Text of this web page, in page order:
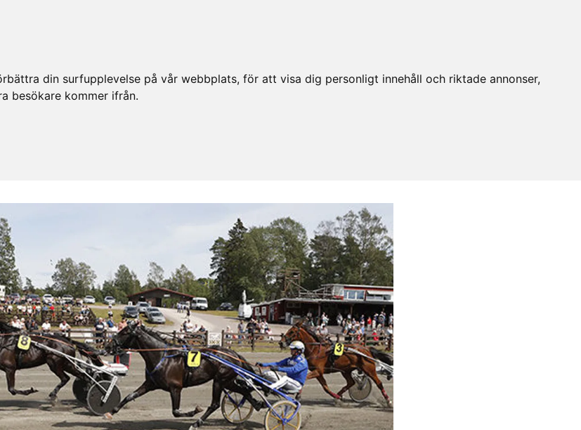
din surfupplevelse på vår webbplats, för att visa dig personligt innehåll och riktade annonser,
besökare kommer ifrån.